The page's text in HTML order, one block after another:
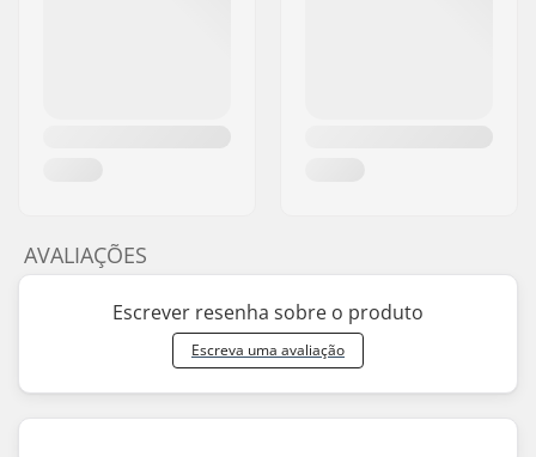
AVALIAÇÕES
Escrever resenha sobre o produto
Escreva uma avaliação